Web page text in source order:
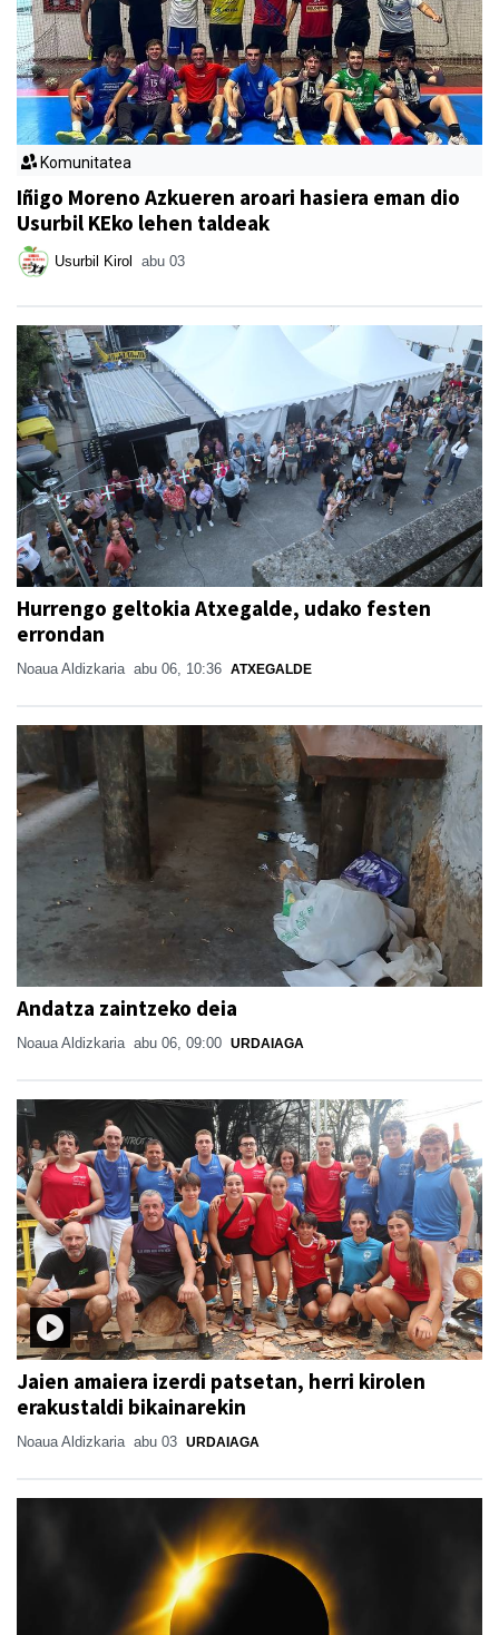
Komunitatea
Iñigo Moreno Azkueren aroari hasiera eman dio
Usurbil KEko lehen taldeak
Usurbil Kirol abu 03
Hurrengo geltokia Atxegalde, udako festen
errondan
Noaua Aldizkaria abu 06, 10:36 ATXEGALDE
Andatza zaintzeko deia
Noaua Aldizkaria abu 06, 09:00 URDAIAGA
Jaien amaiera izerdi patsetan, herri kirolen
erakustaldi bikainarekin
Noaua Aldizkaria abu 03 URDAIAGA